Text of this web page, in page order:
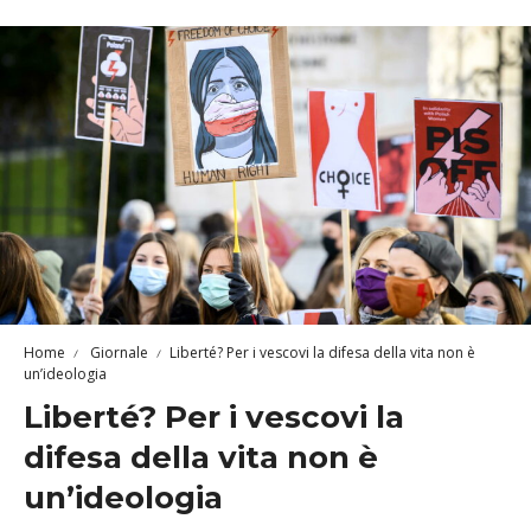
Home Giornale
Liberté? Per i vescovi la difesa della vita non è
un’ideologia
Liberté? Per i vescovi la
difesa della vita non è
un’ideologia